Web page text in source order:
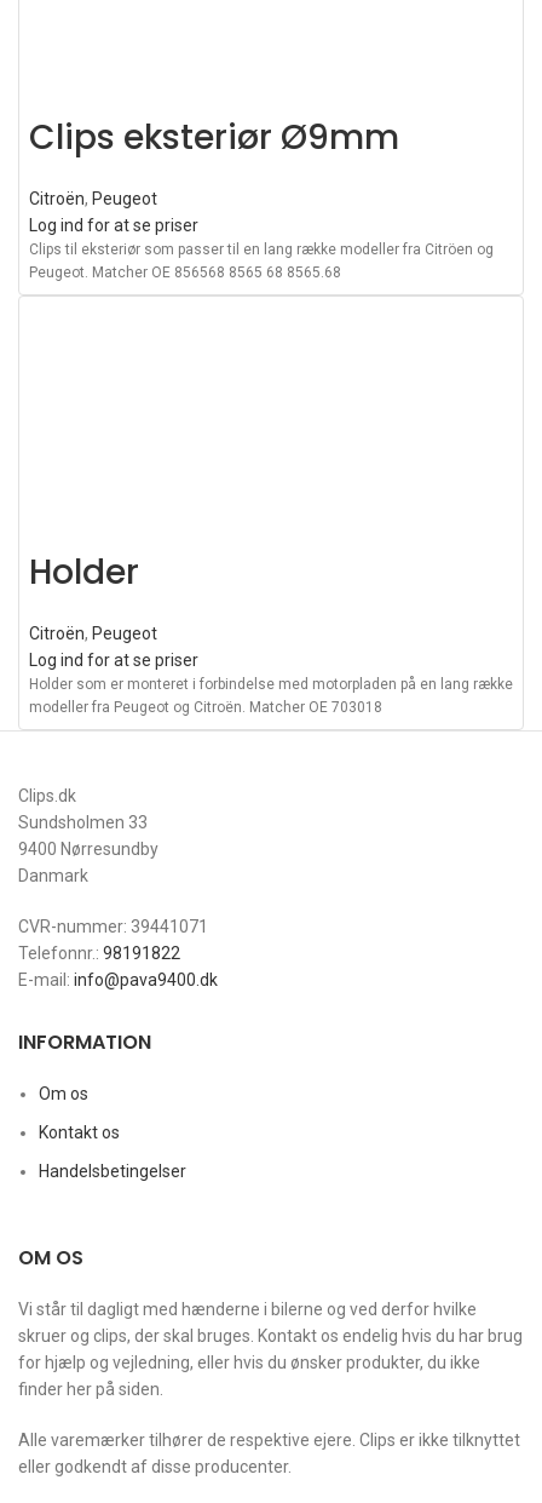
Clips eksteriør Ø9mm
Citroën, Peugeot
Log ind for at se priser
Clips til eksteriør som passer til en lang række modeller fra Citröen og
Peugeot. Matcher OE 856568 8565 68 8565.68
Holder
Citroën, Peugeot
Log ind for at se priser
Holder som er monteret i forbindelse med motorpladen på en lang række
modeller fra Peugeot og Citroën. Matcher OE 703018
Clips.dk
Sundsholmen 33
9400 Nørresundby
Danmark
CVR-nummer: 39441071
Telefonnr.: 98191822
E-mail: info@pava9400.dk
INFORMATION
Om os
Kontakt os
Handelsbetingelser
OM OS
Vi står til dagligt med hænderne i bilerne og ved derfor hvilke
skruer og clips, der skal bruges. Kontakt os endelig hvis du har brug
for hjælp og vejledning, eller hvis du ønsker produkter, du ikke
finder her på siden.
Alle varemærker tilhører de respektive ejere. Clips er ikke tilknyttet
eller godkendt af disse producenter.